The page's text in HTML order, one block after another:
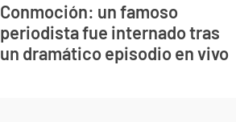
Conmoción: un famoso
periodista fue internado tras
un dramático episodio en vivo